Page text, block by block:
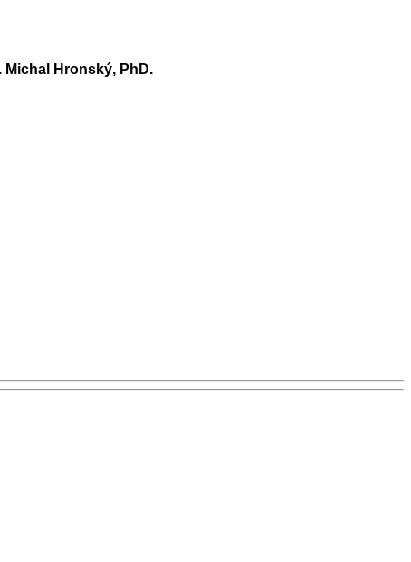
Michal Hronský, PhD.